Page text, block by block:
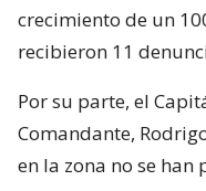
crecimiento de un
recibieron 11
Por su parte, el
Comandante,
en la zona no se han